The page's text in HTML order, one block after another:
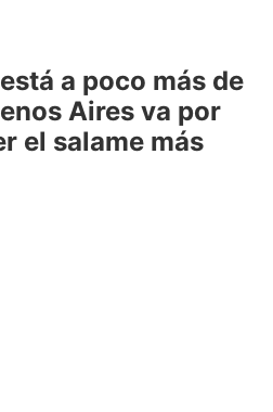
a poco más de
Aires va por
el salame más